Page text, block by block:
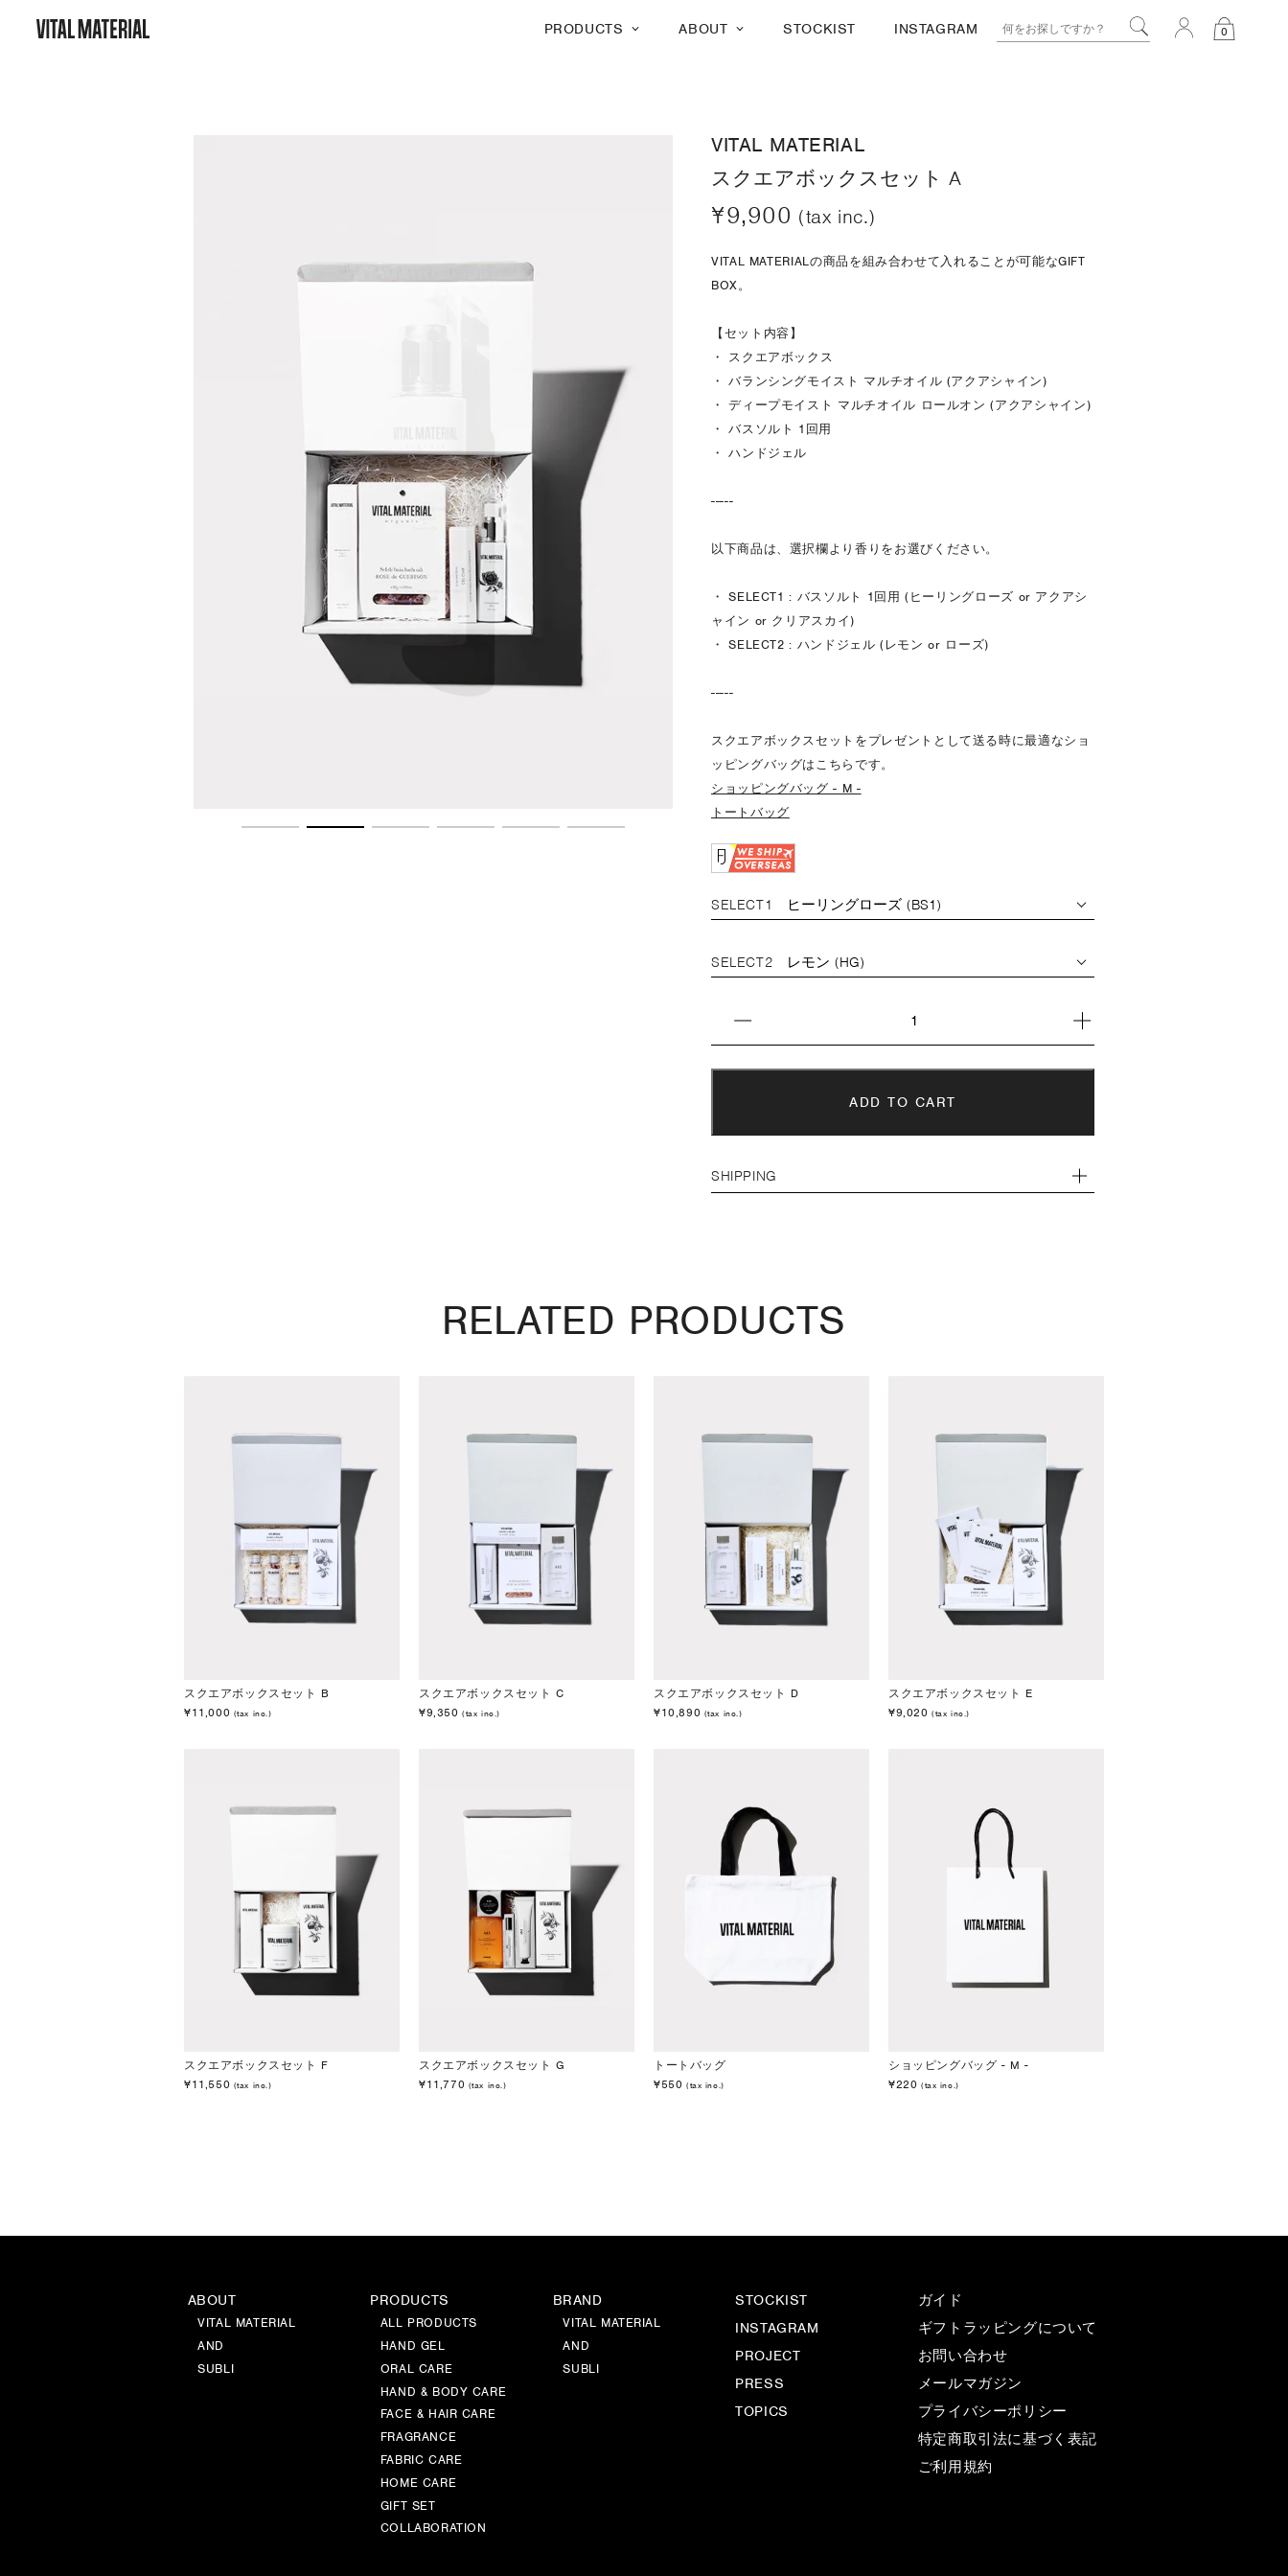
PRODUCTS ABOUT STOCKIST INSTAGRAM 0
VITAL MATERIAL
スクエアボックスセット A
¥9,900 (tax inc.)
VITAL MATERIALの商品を組み合わせて入れることが可能なGIFT
BOX。
【セット内容】
・ スクエアボックス
・ バランシングモイスト マルチオイル (アクアシャイン)
・ ディープモイスト マルチオイル ロールオン (アクアシャイン)
・ バスソルト 1回用
・ ハンドジェル
-----
以下商品は、選択欄より香りをお選びください。
・ SELECT1 : バスソルト 1回用 (ヒーリングローズ or アクアシ
ャイン or クリアスカイ)
・ SELECT2 : ハンドジェル (レモン or ローズ)
-----
スクエアボックスセットをプレゼントとして送る時に最適なショ
ッピングバッグはこちらです。
ショッピングバッグ - M -
トートバッグ
SELECT1
SELECT2
SHIPPING
RELATED PRODUCTS
スクエアボックスセット B
¥11,000 (tax inc.)
スクエアボックスセット C
¥9,350 (tax inc.)
スクエアボックスセット D
¥10,890 (tax inc.)
スクエアボックスセット E
¥9,020 (tax inc.)
スクエアボックスセット F
¥11,550 (tax inc.)
スクエアボックスセット G
¥11,770 (tax inc.)
トートバッグ
¥550 (tax inc.)
ショッピングバッグ - M -
¥220 (tax inc.)
ABOUT
VITAL MATERIAL
AND
SUBLI
PRODUCTS
ALL PRODUCTS
HAND GEL
ORAL CARE
HAND & BODY CARE
FACE & HAIR CARE
FRAGRANCE
FABRIC CARE
HOME CARE
GIFT SET
COLLABORATION
BRAND
VITAL MATERIAL
AND
SUBLI
STOCKIST
INSTAGRAM
PROJECT
PRESS
TOPICS
ガイド
ギフトラッピングについて
お問い合わせ
メールマガジン
プライバシーポリシー
特定商取引法に基づく表記
ご利用規約